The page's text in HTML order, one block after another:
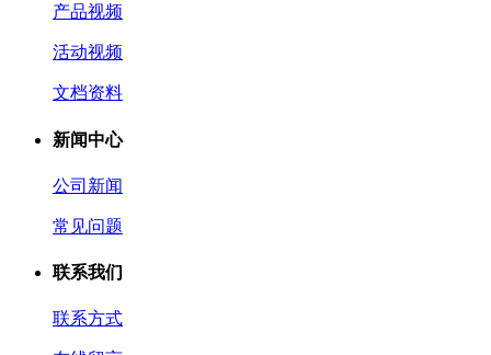
产品视频
活动视频
文档资料
新闻中心
公司新闻
常见问题
联系我们
联系方式